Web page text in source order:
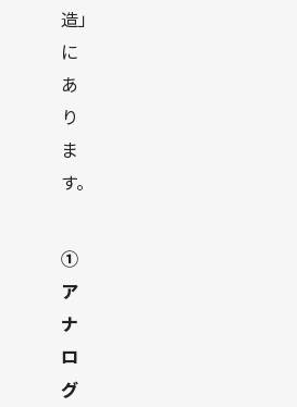
造」
に
あ
り
ま
す。
①
ア
ナ
ロ
グ